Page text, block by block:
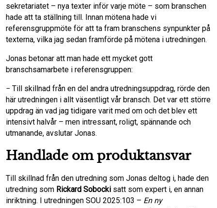
sekretariatet – nya texter inför varje möte – som branschen
hade att ta ställning till. Innan mötena hade vi
referensgruppmöte för att ta fram branschens synpunkter på
texterna, vilka jag sedan framförde på mötena i utredningen.
Jonas betonar att man hade ett mycket gott
branschsamarbete i referensgruppen:
− Till skillnad från en del andra utredningsuppdrag, rörde den
här utredningen i allt väsentligt vår bransch. Det var ett större
uppdrag än vad jag tidigare varit med om och det blev ett
intensivt halvår – men intressant, roligt, spännande och
utmanande, avslutar Jonas.
Handlade om produktansvar
Till skillnad från den utredning som Jonas deltog i, hade den
utredning som Rickard Sobocki satt som expert i, en annan
inriktning. I utredningen SOU 2025:103 – En ny